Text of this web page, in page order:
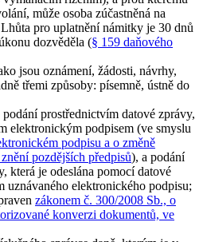
může osoba zúčastněná na
pro uplatnění námitky je 30 dnů
dozvěděla (§ 159 daňového
jsou oznámení, žádosti, návrhy,
třemi způsoby: písemně, ústně do
prostřednictvím datové zprávy,
elektronickým podpisem (ve smyslu
podpisu a o změně
pozdějších předpisů), a podání
která je odeslána pomocí datové
uznávaného elektronického podpisu;
zákonem č. 300/2008 Sb., o
konverzi dokumentů, ve